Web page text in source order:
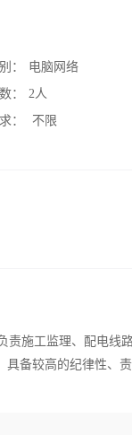
：
电脑网络
：
2人
：
不限
责施工监理、配电线
备较高的纪律性、